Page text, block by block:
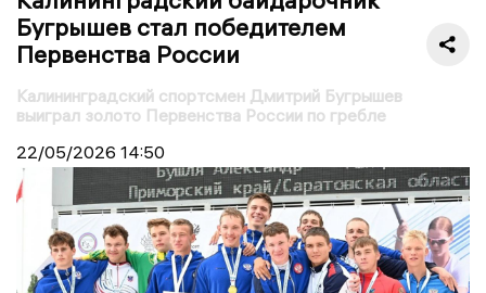
Бугрышев стал победителем
Первенства России
Калининградский спортсмен Дмитрий Бугрышев
выиграл золото Первенства России по гребле
22/05/2026 14:50